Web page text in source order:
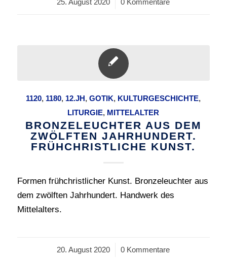
25. August 2020
/ 0 Kommentare
1120, 1180, 12.JH,GOTIK, KULTURGESCHICHTE,
LITURGIE, MITTELALTER
BRONZELEUCHTER AUS DEM
ZWÖLFTEN JAHRHUNDERT.
FRÜHCHRISTLICHE KUNST.
Formen frühchristlicher Kunst. Bronzeleuchter aus
dem zwölften Jahrhundert. Handwerk des
Mittelalters.
20. August 2020
/ 0 Kommentare